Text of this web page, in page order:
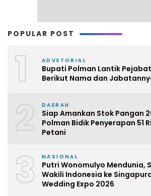
POPULAR POST
1 ADVETORIAL
Bupati Polman Lantik Pejabat
Berikut Nama dan
2 DAERAH
Siap Amankan Stok Pangan
Polman Bidik Penyerapan 51
Petani
3 NASIONAL
Putri Wonomulyo Mendunia,
Wakili Indonesia ke
Wedding Expo 2026